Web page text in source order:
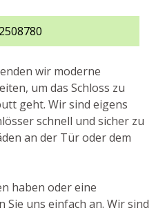
wir moderne
um das Schloss zu
geht. Wir sind eigens
schnell und sicher zu
an der Tür oder dem
haben oder eine
uns einfach an. Wir sind